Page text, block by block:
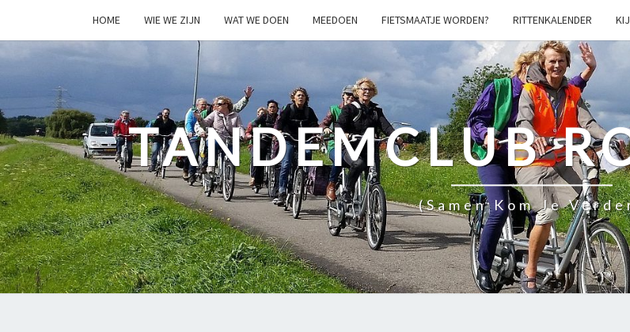
HOME WIE WE ZIJN WAT WE DOEN MEEDOEN FIETSMAATJE WORDEN? RITTENKALENDER
TANDEMCLUB
(samen Kom Je